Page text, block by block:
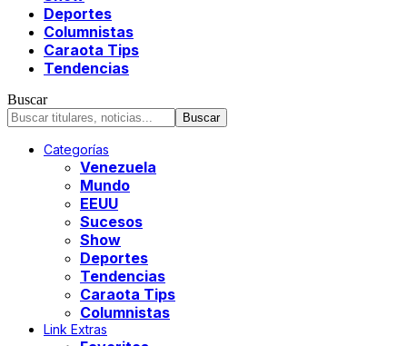
Deportes
Columnistas
Caraota Tips
Tendencias
Buscar
Categorías
Venezuela
Mundo
EEUU
Sucesos
Show
Deportes
Tendencias
Caraota Tips
Columnistas
Link Extras